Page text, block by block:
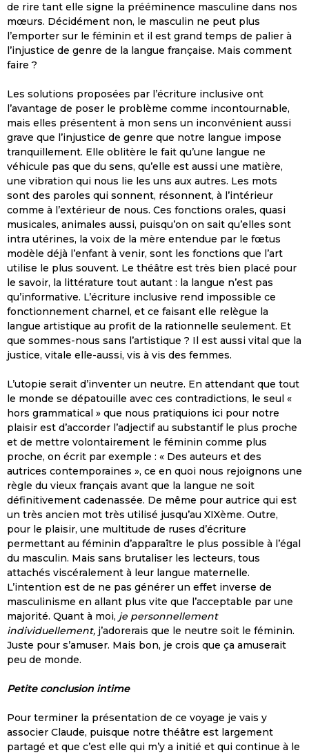
de rire tant elle signe la prééminence masculine dans nos
mœurs. Décidément non, le masculin ne peut plus
l’emporter sur le féminin et il est grand temps de palier à
l’injustice de genre de la langue française. Mais comment
faire ?
Les solutions proposées par l’écriture inclusive ont
l’avantage de poser le problème comme incontournable,
mais elles présentent à mon sens un inconvénient aussi
grave que l’injustice de genre que notre langue impose
tranquillement. Elle oblitère le fait qu’une langue ne
véhicule pas que du sens, qu’elle est aussi une matière,
une vibration qui nous lie les uns aux autres. Les mots
sont des paroles qui sonnent, résonnent, à l’intérieur
comme à l’extérieur de nous. Ces fonctions orales, quasi
musicales, animales aussi, puisqu’on on sait qu’elles sont
intra utérines, la voix de la mère entendue par le fœtus
modèle déjà l’enfant à venir, sont les fonctions que l’art
utilise le plus souvent. Le théâtre est très bien placé pour
le savoir, la littérature tout autant : la langue n’est pas
qu’informative. L’écriture inclusive rend impossible ce
fonctionnement charnel, et ce faisant elle relègue la
langue artistique au profit de la rationnelle seulement. Et
que sommes-nous sans l’artistique ? Il est aussi vital que la
justice, vitale elle-aussi, vis à vis des femmes.
L’utopie serait d’inventer un neutre. En attendant que tout
le monde se dépatouille avec ces contradictions, le seul «
hors grammatical » que nous pratiquions ici pour notre
plaisir est d’accorder l’adjectif au substantif le plus proche
et de mettre volontairement le féminin comme plus
proche, on écrit par exemple : « Des auteurs et des
autrices contemporaines », ce en quoi nous rejoignons une
règle du vieux français avant que la langue ne soit
définitivement cadenassée. De même pour autrice qui est
un très ancien mot très utilisé jusqu’au XIXème. Outre,
pour le plaisir, une multitude de ruses d’écriture
permettant au féminin d’apparaître le plus possible à l’égal
du masculin. Mais sans brutaliser les lecteurs, tous
attachés viscéralement à leur langue maternelle.
L’intention est de ne pas générer un effet inverse de
masculinisme en allant plus vite que l’acceptable par une
majorité. Quant à moi, je personnellement
individuellement, j’adorerais que le neutre soit le féminin.
Juste pour s’amuser. Mais bon, je crois que ça amuserait
peu de monde.
Petite conclusion intime
Pour terminer la présentation de ce voyage je vais y
associer Claude, puisque notre théâtre est largement
partagé et que c’est elle qui m’y a initié et qui continue à le